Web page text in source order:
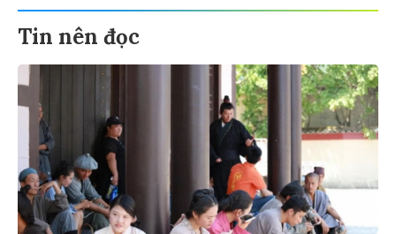
Tin nên đọc